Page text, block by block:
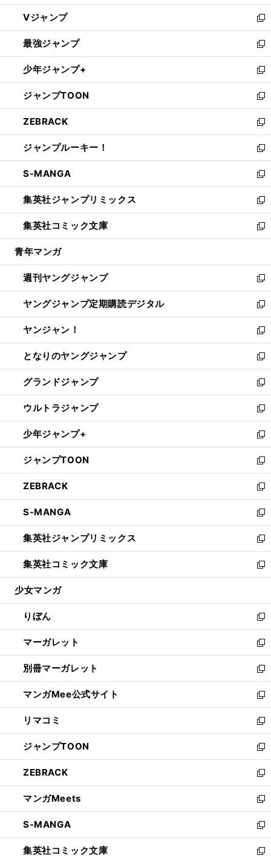
ウ
ィ
ン
ド
ウ
で
開
く
し
い
ウ
ィ
ン
ド
ウ
で
開
く
Vジャンプ
新
し
い
ウ
ィ
ン
ド
ウ
で
開
く
最強ジャンプ
新
し
い
ウ
ィ
ン
ド
ウ
で
開
く
少年ジャンプ+
新
し
い
ウ
ィ
ン
ド
ウ
で
開
く
ジャンプTOON
新
し
い
ウ
ィ
ン
ド
ウ
で
開
く
ZEBRACK
新
し
い
ウ
ィ
ン
ド
ウ
で
開
ジャンプルーキー！
新
し
い
ウ
ィ
ン
ド
ウ
開
く
S-MANGA
新
し
い
ウ
ィ
ン
ウ
で
開
く
集英社ジャンプリミックス
新
し
い
ウ
ン
ド
ウ
で
開
く
集英社コミック文庫
新
し
ウ
ィ
ン
ド
ウ
で
開
く
青年マンガ
週刊ヤングジャンプ
新
し
い
ウ
ィ
ン
ド
ウ
で
開
く
ヤングジャンプ定期購読デジタル
新
し
い
ウ
ィ
ン
ド
ウ
で
開
く
ヤンジャン！
新
し
い
ウ
ィ
ン
ド
ウ
で
開
く
となりのヤングジャンプ
新
し
い
ウ
ィ
ン
ド
ウ
で
開
く
グランドジャンプ
新
し
い
ウ
ィ
ン
ド
ウ
で
開
く
ウルトラジャンプ
新
し
い
ウ
ィ
ン
ド
ウ
で
開
く
少年ジャンプ+
新
し
い
ウ
ィ
ン
ド
ウ
で
開
く
ジャンプTOON
新
し
い
ウ
ィ
ン
ド
ウ
で
開
ZEBRACK
新
し
い
ウ
ィ
ン
ド
ウ
開
く
S-MANGA
新
し
い
ウ
ィ
ン
ウ
で
開
く
集英社ジャンプリミックス
新
し
い
ウ
ン
ド
ウ
で
開
く
集英社コミック文庫
新
し
ウ
ィ
ン
ド
ウ
で
開
く
少女マンガ
りぼん
新
し
い
ウ
ィ
ン
ド
ウ
で
開
く
マーガレット
新
し
い
ウ
ィ
ン
ド
ウ
で
開
く
別冊マーガレット
新
し
い
ウ
ィ
ン
ド
ウ
で
開
く
マンガMee公式サイト
新
し
い
ウ
ィ
ン
ド
ウ
で
開
く
リマコミ
新
し
い
ウ
ィ
ン
ド
ウ
で
開
く
ジャンプTOON
新
し
い
ウ
ィ
ン
ド
ウ
で
ZEBRACK
新
し
い
ウ
ィ
ン
ド
マンガMeets
新
し
い
ウ
ィ
S-MANGA
新
し
い
集英社コミック文庫
新